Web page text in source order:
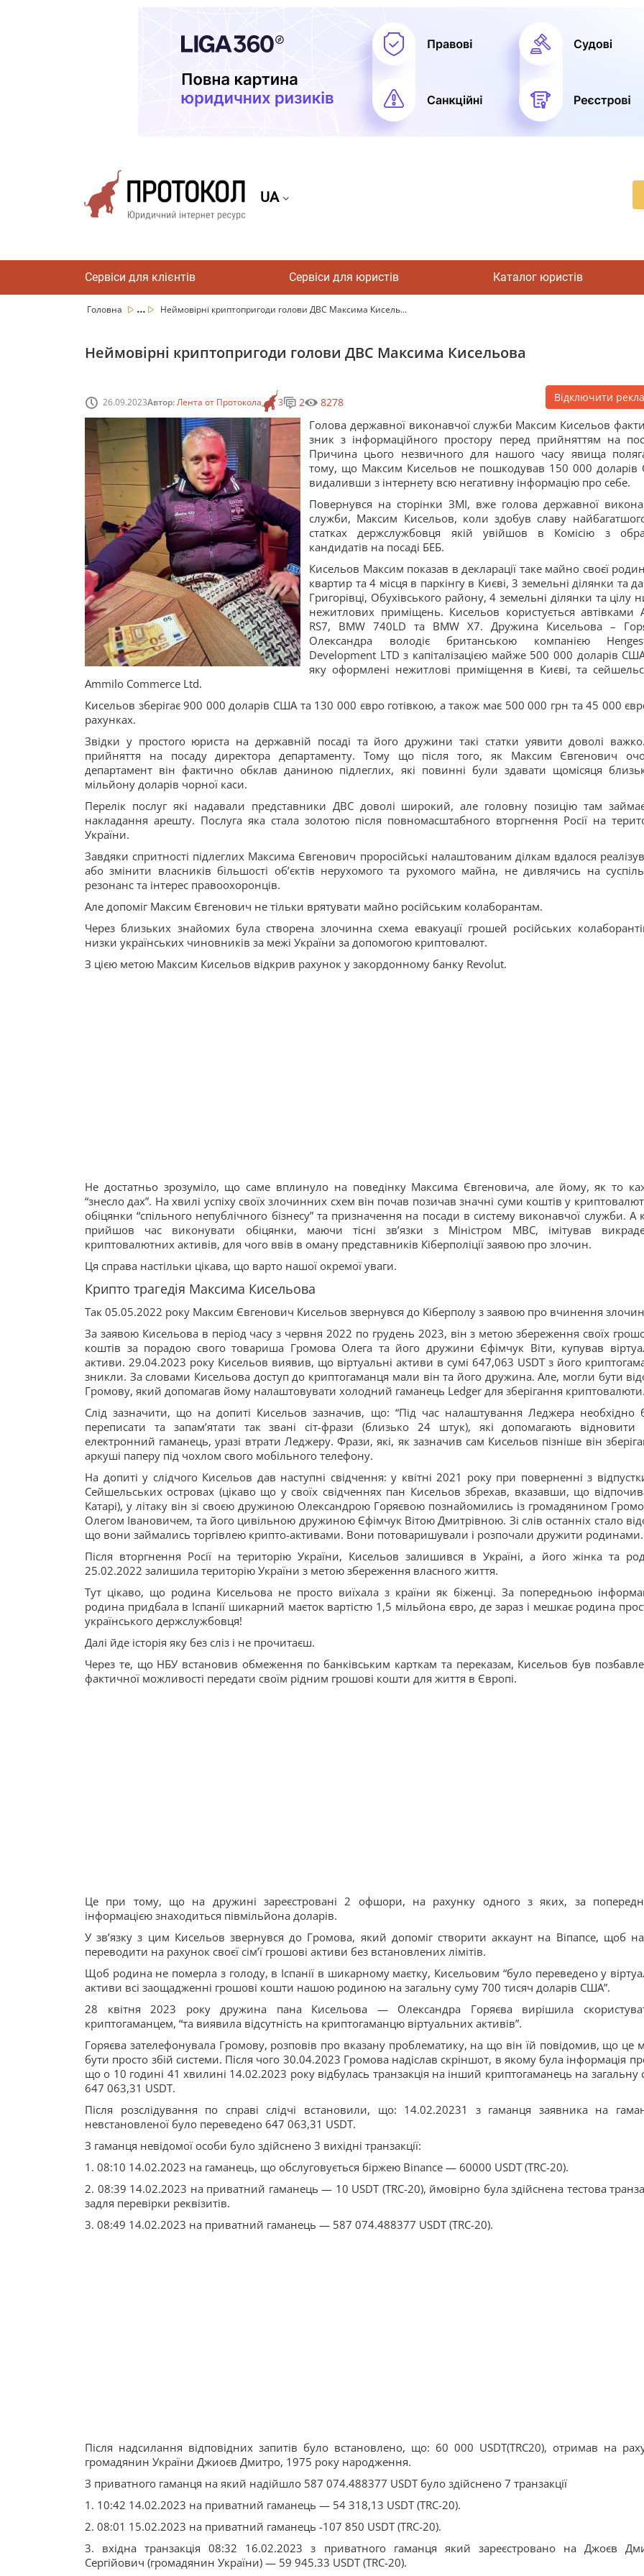
UA
Сервіси для клієнтів Сервіси для юристів Каталог юристів
Головна ... Неймовірні криптопригоди голови ДВС Максима Кисель...
Неймовірні криптопригоди голови ДВС Максима Кисельова
26.09.2023Автор:Лента от Протокола 3 2 8278 Відключити
Голова державної виконавчої служби Максим Кисельов
зник з інформаційного простору перед прийняттям на
Причина цього незвичного для нашого часу явища
тому, що Максим Кисельов не пошкодував 150 000
видаливши з інтернету всю негативну інформацію про себе.
Повернувся на сторінки ЗМІ, вже голова державної
служби, Максим Кисельов, коли здобув славу
статках держслужбовця якій увійшов в Комісію з
кандидатів на посаді БЕБ.
Кисельов Максим показав в декларації таке майно своєї
квартир та 4 місця в паркінгу в Києві, 3 земельні ділянки та
Григорівці, Обухівського району, 4 земельні ділянки та цілу
нежитлових приміщень. Кисельов користується автівками
RS7, BMW 740LD та BMW X7. Дружина Кисельова –
Олександра володіє британською компанією
Development LTD з капіталізацією майже 500 000 доларів
яку оформлені нежитлові приміщення в Києві, та
Ammilo Commerce Ltd.
Кисельов зберігає 900 000 доларів США та 130 000 євро готівкою, а також має 500 000 грн та 45 000
рахунках.
Звідки у простого юриста на державній посаді та його дружини такі статки уявити доволі
прийняття на посаду директора департаменту. Тому що після того, як Максим Євгенович
департамент він фактично обклав даниною підлеглих, які повинні були здавати щомісяця
мільйону доларів чорної каси.
Перелік послуг які надавали представники ДВС доволі широкий, але головну позицію там
накладання арешту. Послуга яка стала золотою після повномасштабного вторгнення Росії на
України.
Завдяки спритності підлеглих Максима Євгенович проросійські налаштованим ділкам вдалося
або змінити власників більшості об’єктів нерухомого та рухомого майна, не дивлячись на
резонанс та інтерес правоохоронців.
Але допоміг Максим Євгенович не тільки врятувати майно російським колаборантам.
Через близьких знайомих була створена злочинна схема евакуації грошей російських
низки українських чиновників за межі України за допомогою криптовалют.
З цією метою Максим Кисельов відкрив рахунок у закордонному банку Revolut.
Не достатньо зрозуміло, що саме вплинуло на поведінку Максима Євгеновича, але йому, як то
“знесло дах”. На хвилі успіху своїх злочинних схем він почав позичав значні суми коштів у
обіцянки “спільного непублічного бізнесу” та призначення на посади в систему виконавчої служби. А
прийшов час виконувати обіцянки, маючи тісні звʼязки з Міністром МВС, імітував
криптовалютних активів, для чого ввів в оману представників Кіберполіції заявою про злочин.
Ця справа настільки цікава, що варто нашої окремої уваги.
Крипто трагедія Максима Кисельова
Так 05.05.2022 року Максим Євгенович Кисельов звернувся до Кіберполу з заявою про вчинення
За заявою Кисельова в період часу з червня 2022 по грудень 2023, він з метою збереження своїх
коштів за порадою свого товариша Громова Олега та його дружини Єфімчук Віти, купував
активи. 29.04.2023 року Кисельов виявив, що віртуальні активи в сумі 647,063 USDT з його
зникли. За словами Кисельова доступ до криптогаманця мали він та його дружина. Але, могли бути
Громову, який допомагав йому налаштовувати холодний гаманець Ledger для зберігання криптовалюти.
Слід зазначити, що на допиті Кисельов зазначив, що: “Під час налаштування Леджера необхідно
переписати та запамʼятати так звані сіт-фрази (близько 24 штук), які допомагають відновити
електронний гаманець, уразі втрати Леджеру. Фрази, які, як зазначив сам Кисельов пізніше він
аркуші паперу під чохлом свого мобільного телефону.
На допиті у слідчого Кисельов дав наступні свідчення: у квітні 2021 року при поверненні з
Сейшельських островах (цікаво що у своїх свідченнях пан Кисельов збрехав, вказавши, що
Катарі), у літаку він зі своєю дружиною Олександрою Горяєвою познайомились із громадянином
Олегом Івановичем, та його цивільною дружиною Єфімчук Вітою Дмитрівною. Зі слів останніх стало
що вони займались торгівлею крипто-активами. Вони потоваришували і розпочали дружити родинами.
Після вторгнення Росії на територію України, Кисельов залишився в Україні, а його жінка та
25.02.2022 залишила територію України з метою збереження власного життя.
Тут цікаво, що родина Кисельова не просто виїхала з країни як біженці. За попередньою
родина придбала в Іспанії шикарний маєток вартістю 1,5 мільйона євро, де зараз і мешкає родина
українського держслужбовця!
Далі йде історія яку без сліз і не прочитаєш.
Через те, що НБУ встановив обмеження по банківським карткам та переказам, Кисельов був
фактичної можливості передати своїм рідним грошові кошти для життя в Європі.
Це при тому, що на дружині зареєстровані 2 офшори, на рахунку одного з яких, за
інформацією знаходиться півмільйона доларів.
У звʼязку з цим Кисельов звернувся до Громова, який допоміг створити аккаунт на Віпапсе, щоб
переводити на рахунок своєї сімʼї грошові активи без встановлених лімітів.
Щоб родина не померла з голоду, в Іспанії в шикарному маєтку, Кисельовим “було переведено у
активи всі заощадженні грошові кошти нашою родиною на загальну суму 700 тисяч доларів США”.
28 квітня 2023 року дружина пана Кисельова — Олександра Горяєва вирішила
криптогаманцем, “та виявила відсутність на криптогаманцю віртуальних активів”.
Горяєва зателефонувала Громову, розповів про вказану проблематику, на що він їй повідомив, що це
бути просто збій системи. Після чого 30.04.2023 Громова надіслав скріншот, в якому була інформація
що о 10 годині 41 хвилині 14.02.2023 року відбулась транзакція на інший криптогаманець на загальну
647 063,31 USDT.
Після розслідування по справі слідчі встановили, що: 14.02.20231 з гаманця заявника на
невстановленої було переведено 647 063,31 USDT.
З гаманця невідомої особи було здійснено 3 вихідні транзакції:
1. 08:10 14.02.2023 на гаманець, що обслуговується біржею Binance — 60000 USDT (TRC-20).
2. 08:39 14.02.2023 на приватний гаманець — 10 USDT (TRC-20), ймовірно була здійснена тестова
задля перевірки реквізитів.
3. 08:49 14.02.2023 на приватний гаманець — 587 074.488377 USDT (ТRC-20).
Після надсилання відповідних запитів було встановлено, що: 60 000 USDT(TRC20), отримав на
громадянин України Джиоєв Дмитро, 1975 року народження.
З приватного гаманця на який надійшло 587 074.488377 USDT було здійснено 7 транзакції
1. 10:42 14.02.2023 на приватний гаманець — 54 318,13 USDT (TRC-20).
2. 08:01 15.02.2023 на приватний гаманець -107 850 USDT (TRC-20).
3. вхідна транзакція 08:32 16.02.2023 з приватного гаманця який зареєстровано на Джоєв
Сергійович (громадянин України) — 59 945.33 USDT (TRC-20).